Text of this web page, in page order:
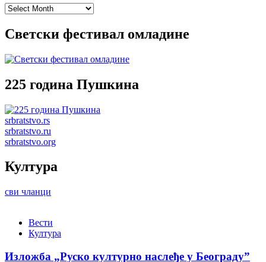
Archives
Светски фестивал омладине
225 година Пушкина
srbratstvo.rs
srbratstvo.ru
srbratstvo.org
Култура
сви чланци
Вести
Култура
Изложба „Руско културно наслеђе у Београду”